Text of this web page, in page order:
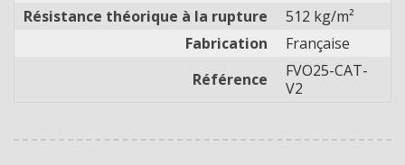
Résistance théorique à la rupture
512 kg/m²
Fabrication
Française
Référence
FVO25-CAT-
V2